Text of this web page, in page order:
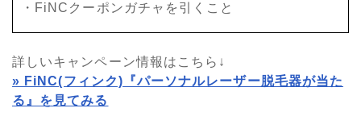
・FiNCクーポンガチャを引くこと
詳しいキャンペーン情報はこちら↓
» FiNC(フィンク)『パーソナルレーザー脱毛器が当た
る』を見てみる